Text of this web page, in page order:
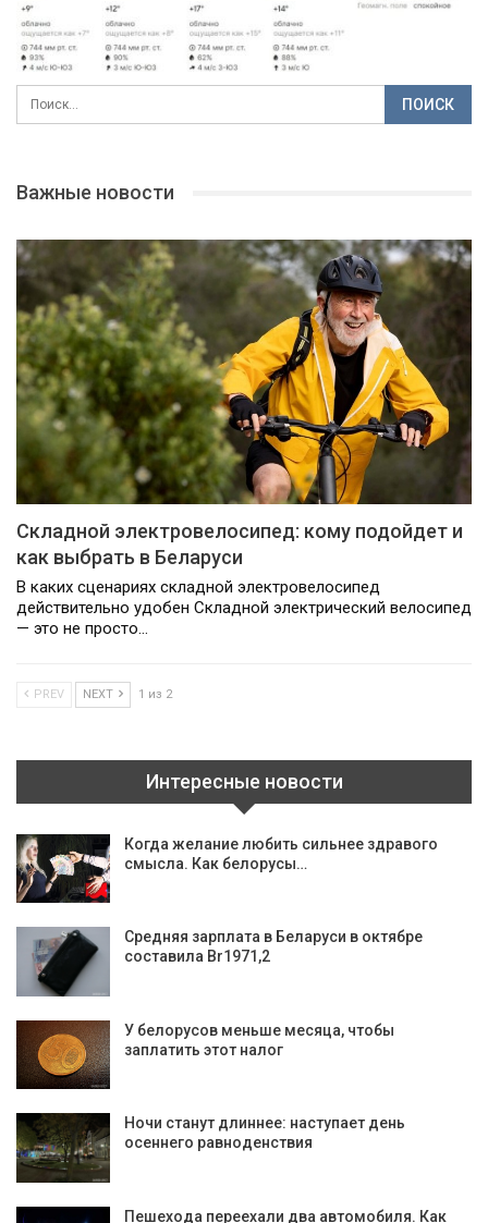
Важные новости
Складной электровелосипед: кому подойдет и
как выбрать в Беларуси
В каких сценариях складной электровелосипед
действительно удобен Складной электрический велосипед
— это не просто…
PREV NEXT 1 из 2
Интересные новости
Когда желание любить сильнее здравого
смысла. Как белорусы…
Средняя зарплата в Беларуси в октябре
составила Br1971,2
У белорусов меньше месяца, чтобы
заплатить этот налог
Ночи станут длиннее: наступает день
осеннего равноденствия
Пешехода переехали два автомобиля. Как